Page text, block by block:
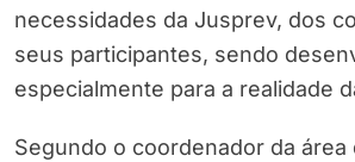
necessidades da Jusprev, dos
seus participantes, sendo
especialmente para a realidade
Segundo o coordenador da área